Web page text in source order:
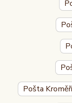
Pošta